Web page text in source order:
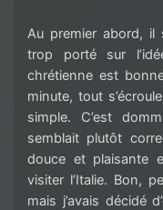
Au premier abord, il
trop porté sur
chrétienne est
minute, tout
simple. C’est
semblait plutôt
douce et plaisante
visiter l’Italie. Bon,
mais j’avais décidé